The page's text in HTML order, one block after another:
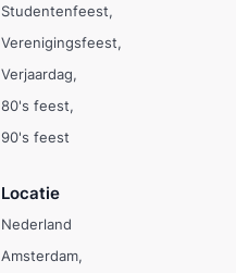
Studentenfeest
Verenigingsfeest
Verjaardag
80's feest
90's feest
Locatie
Nederland
Amsterdam